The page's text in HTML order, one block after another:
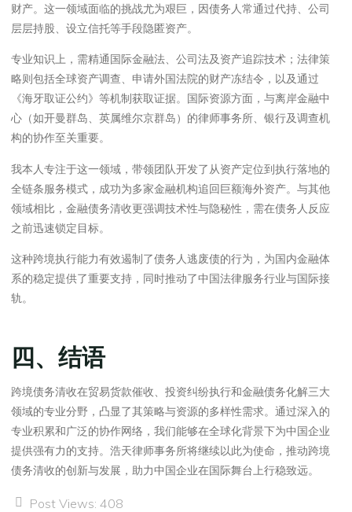
财产。这一领域面临的挑战尤为艰巨，因债务人常通过代持、公司
层层持股、设立信托等手段隐匿资产。
专业知识上，需精通国际金融法、公司法及资产追踪技术；法律策
略则包括全球资产调查、申请外国法院的财产冻结令，以及通过
《海牙取证公约》等机制获取证据。国际资源方面，与离岸金融中
心（如开曼群岛、英属维尔京群岛）的律师事务所、银行及调查机
构的协作至关重要。
我本人专注于这一领域，带领团队开发了从资产定位到执行落地的
全链条服务模式，成功为多家金融机构追回巨额海外资产。与其他
领域相比，金融债务清收更强调技术性与隐秘性，需在债务人反应
之前迅速锁定目标。
这种跨境执行能力有效遏制了债务人逃废债的行为，为国内金融体
系的稳定提供了重要支持，同时推动了中国法律服务行业与国际接
轨。
四、结语
跨境债务清收在贸易货款催收、投资纠纷执行和金融债务化解三大
领域的专业分野，凸显了其策略与资源的多样性需求。通过深入的
专业积累和广泛的协作网络，我们能够在全球化背景下为中国企业
提供强有力的支持。浩天律师事务所将继续以此为使命，推动跨境
债务清收的创新与发展，助力中国企业在国际舞台上行稳致远。
Post Views: 408